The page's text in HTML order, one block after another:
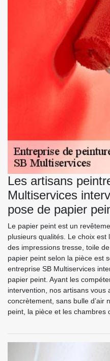
Les artisans
Multiservices
pose de papier
Le papier peint est un
plusieurs qualités. Le choix est
des impressions tresse, toile
papier peint selon la pièce est
entreprise SB Multiservices
papier peint. Ayant les
intervention, nos artisans vous
concrètement, sans bulle d’air
peint, la pièce et les chambres